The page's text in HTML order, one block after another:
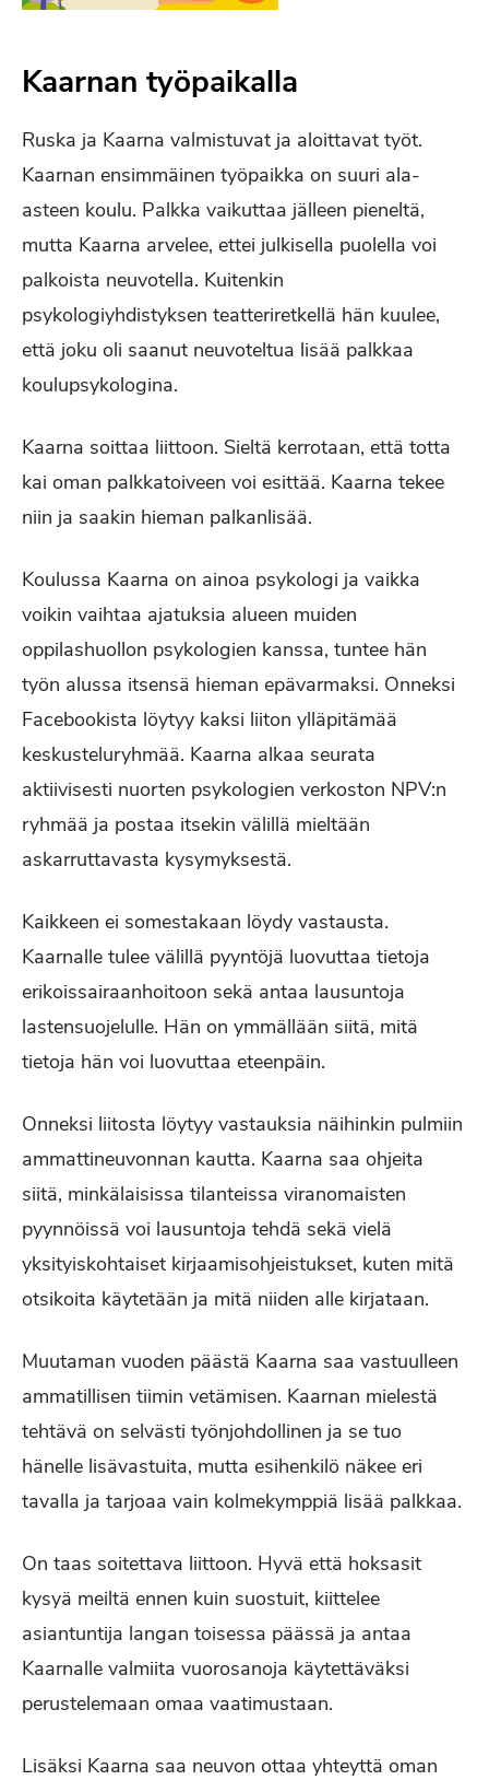
Kaarnan työpaikalla
Ruska ja Kaarna valmistuvat ja aloittavat työt.
Kaarnan ensimmäinen työpaikka on suuri ala-
asteen koulu. Palkka vaikuttaa jälleen pieneltä,
mutta Kaarna arvelee, ettei julkisella puolella voi
palkoista neuvotella. Kuitenkin
psykologiyhdistyksen teatteriretkellä hän kuulee,
että joku oli saanut neuvoteltua lisää palkkaa
koulupsykologina.
Kaarna soittaa liittoon. Sieltä kerrotaan, että totta
kai oman palkkatoiveen voi esittää. Kaarna tekee
niin ja saakin hieman palkanlisää.
Koulussa Kaarna on ainoa psykologi ja vaikka
voikin vaihtaa ajatuksia alueen muiden
oppilashuollon psykologien kanssa, tuntee hän
työn alussa itsensä hieman epävarmaksi. Onneksi
Facebookista löytyy kaksi liiton ylläpitämää
keskusteluryhmää. Kaarna alkaa seurata
aktiivisesti nuorten psykologien verkoston NPV:n
ryhmää ja postaa itsekin välillä mieltään
askarruttavasta kysymyksestä.
Kaikkeen ei somestakaan löydy vastausta.
Kaarnalle tulee välillä pyyntöjä luovuttaa tietoja
erikoissairaanhoitoon sekä antaa lausuntoja
lastensuojelulle. Hän on ymmällään siitä, mitä
tietoja hän voi luovuttaa eteenpäin.
Onneksi liitosta löytyy vastauksia näihinkin pulmiin
ammattineuvonnan kautta. Kaarna saa ohjeita
siitä, minkälaisissa tilanteissa viranomaisten
pyynnöissä voi lausuntoja tehdä sekä vielä
yksityiskohtaiset kirjaamisohjeistukset, kuten mitä
otsikoita käytetään ja mitä niiden alle kirjataan.
Muutaman vuoden päästä Kaarna saa vastuulleen
ammatillisen tiimin vetämisen. Kaarnan mielestä
tehtävä on selvästi työnjohdollinen ja se tuo
hänelle lisävastuita, mutta esihenkilö näkee eri
tavalla ja tarjoaa vain kolmekymppiä lisää palkkaa.
On taas soitettava liittoon. Hyvä että hoksasit
kysyä meiltä ennen kuin suostuit, kiittelee
asiantuntija langan toisessa päässä ja antaa
Kaarnalle valmiita vuorosanoja käytettäväksi
perustelemaan omaa vaatimustaan.
Lisäksi Kaarna saa neuvon ottaa yhteyttä oman